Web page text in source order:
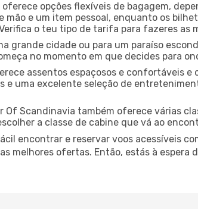
opções flexíveis de bagagem,
e um item pessoal, enquanto os
o teu tipo de tarifa para fazeres as
grande cidade ou para um paraíso
no momento em que decides para
assentos espaçosos e confortáveis
e uma excelente seleção de
Of Scandinavia também oferece várias
a classe de cabine que vá ao
encontrar e reservar voos acessíveis
melhores ofertas. Então, estás à espera